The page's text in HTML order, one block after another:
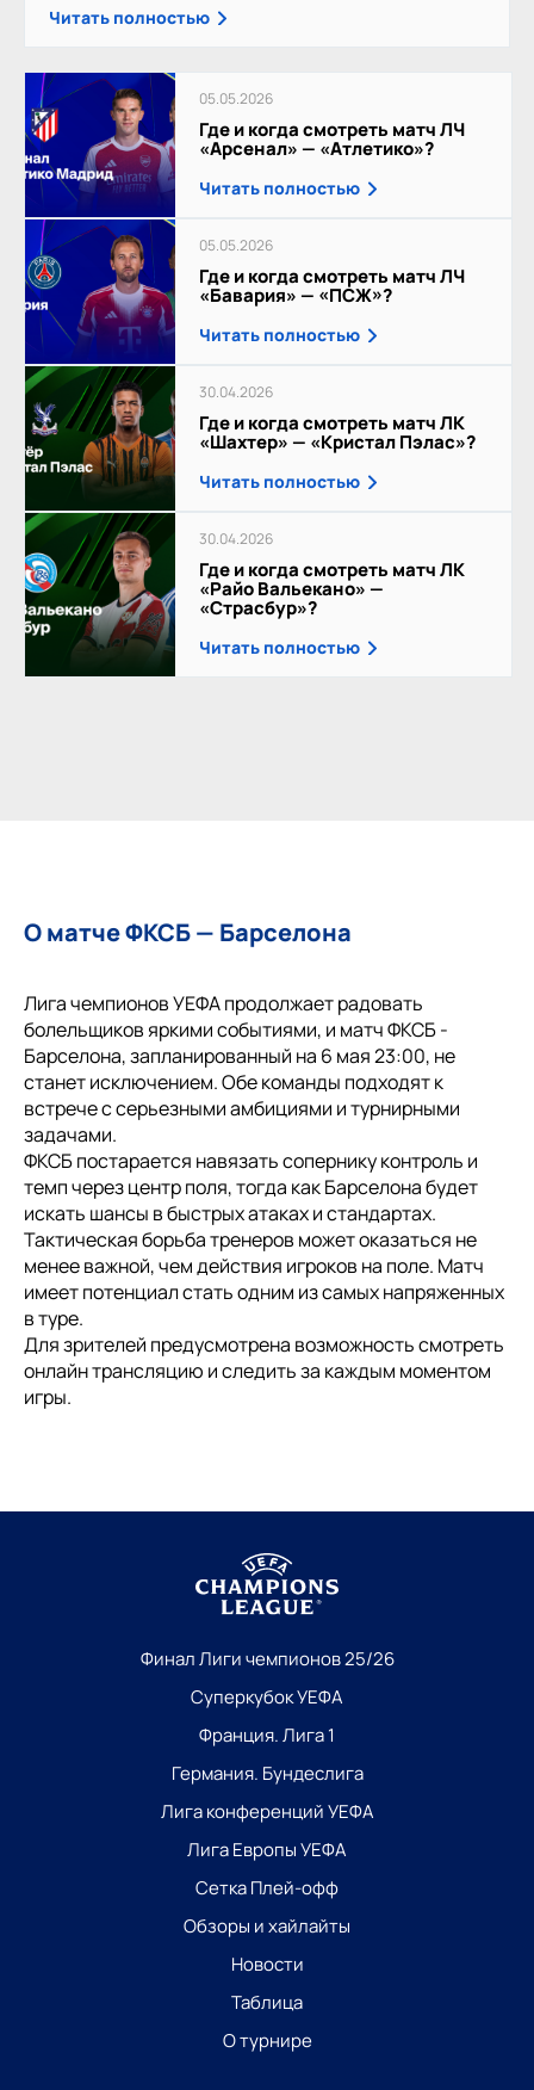
Читать полностью
05.05.2026
Где и когда смотреть матч ЛЧ
«Арсенал» — «Атлетико»?
Читать полностью
05.05.2026
Где и когда смотреть матч ЛЧ
«Бавария» — «ПСЖ»?
Читать полностью
30.04.2026
Где и когда смотреть матч ЛК
«Шахтер» — «Кристал Пэлас»?
Читать полностью
30.04.2026
Где и когда смотреть матч ЛК
«Райо Вальекано» —
«Страсбур»?
Читать полностью
О матче ФКСБ — Барселона
Лига чемпионов УЕФА продолжает радовать
болельщиков яркими событиями, и матч ФКСБ -
Барселона, запланированный на 6 мая 23:00, не
станет исключением. Обе команды подходят к
встрече с серьезными амбициями и турнирными
задачами.
ФКСБ постарается навязать сопернику контроль и
темп через центр поля, тогда как Барселона будет
искать шансы в быстрых атаках и стандартах.
Тактическая борьба тренеров может оказаться не
менее важной, чем действия игроков на поле. Матч
имеет потенциал стать одним из самых напряженных
в туре.
Для зрителей предусмотрена возможность смотреть
онлайн трансляцию и следить за каждым моментом
игры.
Финал Лиги чемпионов 25/26
Суперкубок УЕФА
Франция. Лига 1
Германия. Бундеслига
Лига конференций УЕФА
Лига Европы УЕФА
Сетка Плей-офф
Обзоры и хайлайты
Новости
Таблица
О турнире